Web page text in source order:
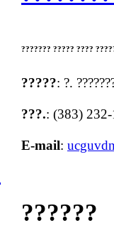
??????? ????? ????
?????: ?.
???.: (383)
E-mail:
??????